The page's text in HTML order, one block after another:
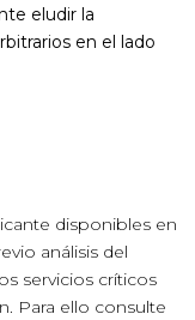
eludir la
en el lado
disponibles en
análisis del
servicios críticos
Para ello consulte